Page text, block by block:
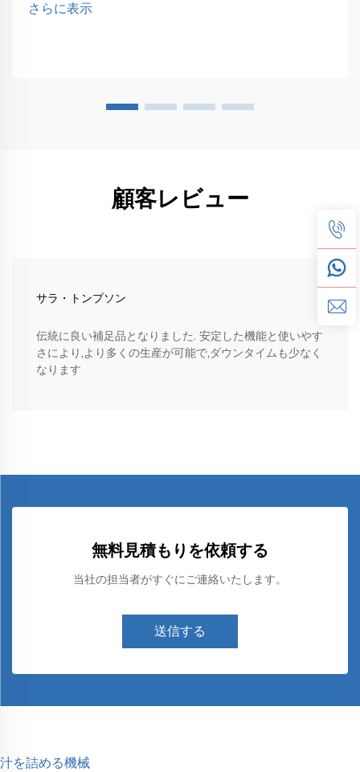
さらに表示
顧客レビュー
サラ・トンプソン
伝統に良い補足品となりました. 安定した機能と使いやす
さにより,より多くの生産が可能で,ダウンタイムも少なく
なります
無料見積もりを依頼する
当社の担当者がすぐにご連絡いたします。
送信する
汁を詰める機械